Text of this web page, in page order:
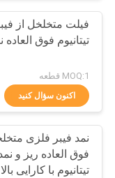
نمایش
مجازی
درباره
الیاف
11
فیلت متخلخل از
تیتانیوم فوق العاده
MOQ:1 قطعه
اکنون سؤال کنید
نمد فیبر فلزی
فوق العاده ریز و
تیتانیوم با کارایی بالا